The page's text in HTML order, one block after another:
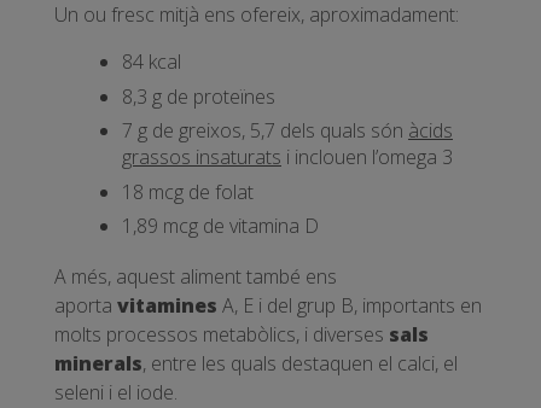
Un ou fresc mitjà ens ofereix, aproximadament:
84 kcal
8,3 g de proteïnes
7 g de greixos, 5,7 dels quals són àcids
grassos insaturats i inclouen l’omega 3
18 mcg de folat
1,89 mcg de vitamina D
A més, aquest aliment també ens
aporta vitamines A, E i del grup B, importants en
molts processos metabòlics, i diverses sals
minerals, entre les quals destaquen el calci, el
seleni i el iode.